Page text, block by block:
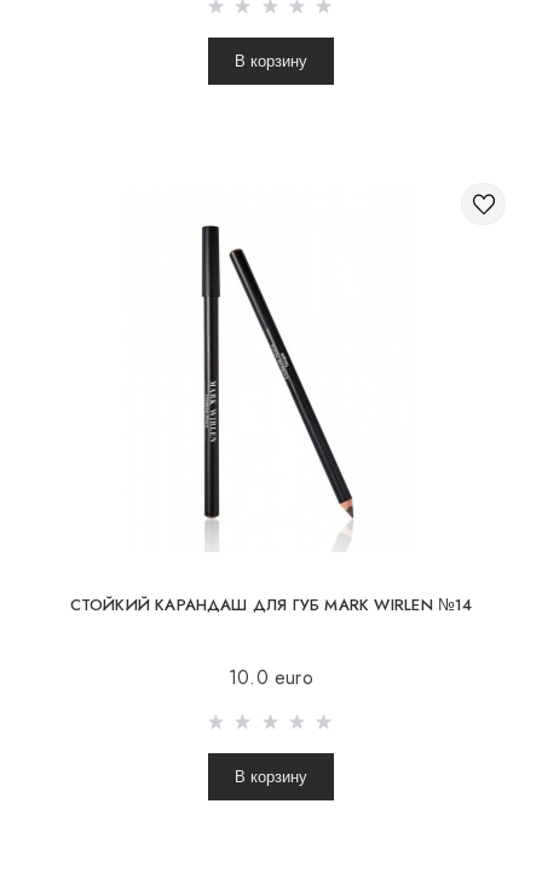
В корзину
СТОЙКИЙ КАРАНДАШ ДЛЯ ГУБ MARK WIRLEN №14
10.0 euro
В корзину